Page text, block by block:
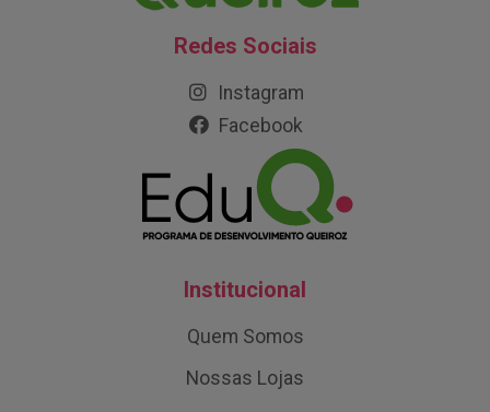
Redes Sociais
Instagram
Facebook
Institucional
Quem Somos
Nossas Lojas